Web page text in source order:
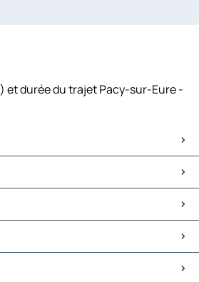
et durée du trajet Pacy-sur-Eure -